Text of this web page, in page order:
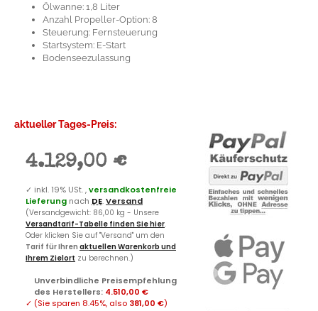
Ölwanne: 1,8 Liter
Anzahl Propeller-Option: 8
Steuerung: Fernsteuerung
Startsystem: E-Start
Bodenseezulassung
aktueller Tages-Preis:
4.129,00 €
✓ inkl. 19% USt. ,versandkostenfreie
Lieferung nach DE.Versand
(Versandgewicht: 86,00 kg - Unsere
Versandtarif-Tabelle finden Sie hier.
Oder klicken Sie auf "Versand" um den
Tarif für Ihren aktuellen Warenkorb und
Ihrem Zielort zu berechnen.)
Unverbindliche Preisempfehlung
des Herstellers: 4.510,00 €
✓ (Sie sparen 8.45%, also 381,00 €)